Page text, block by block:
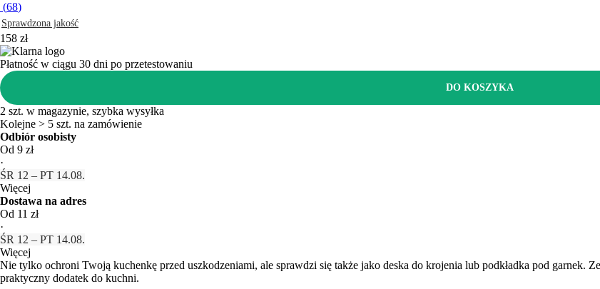
(68)
Sprawdzona jakość
158 zł
Płatność w ciągu 30 dni po przetestowaniu
DO KOSZYKA
2 szt. w magazynie, szybka wysyłka
Kolejne > 5 szt. na zamówienie
Odbiór osobisty
Od 9 zł
·
ŚR 12 – PT 14.08.
Więcej
Dostawa na adres
Od 11 zł
·
ŚR 12 – PT 14.08.
Więcej
Nie tylko ochroni Twoją kuchenkę przed uszkodzeniami, ale sprawdzi się także jako deska do krojenia lub podkładka pod garnek.
praktyczny dodatek do kuchni.